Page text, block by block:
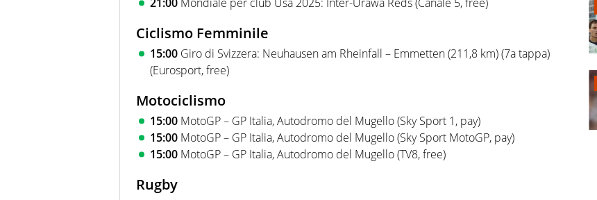
Ciclismo Femminile
15:00 Giro di Svizzera: Neuhausen am Rheinfall – Emmetten (211,8 km) (7a tappa)
(Eurosport, free)
Motociclismo
15:00 MotoGP – GP Italia, Autodromo del Mugello (Sky Sport 1, pay)
15:00 MotoGP – GP Italia, Autodromo del Mugello (Sky Sport MotoGP, pay)
15:00 MotoGP – GP Italia, Autodromo del Mugello (TV8, free)
Rugby